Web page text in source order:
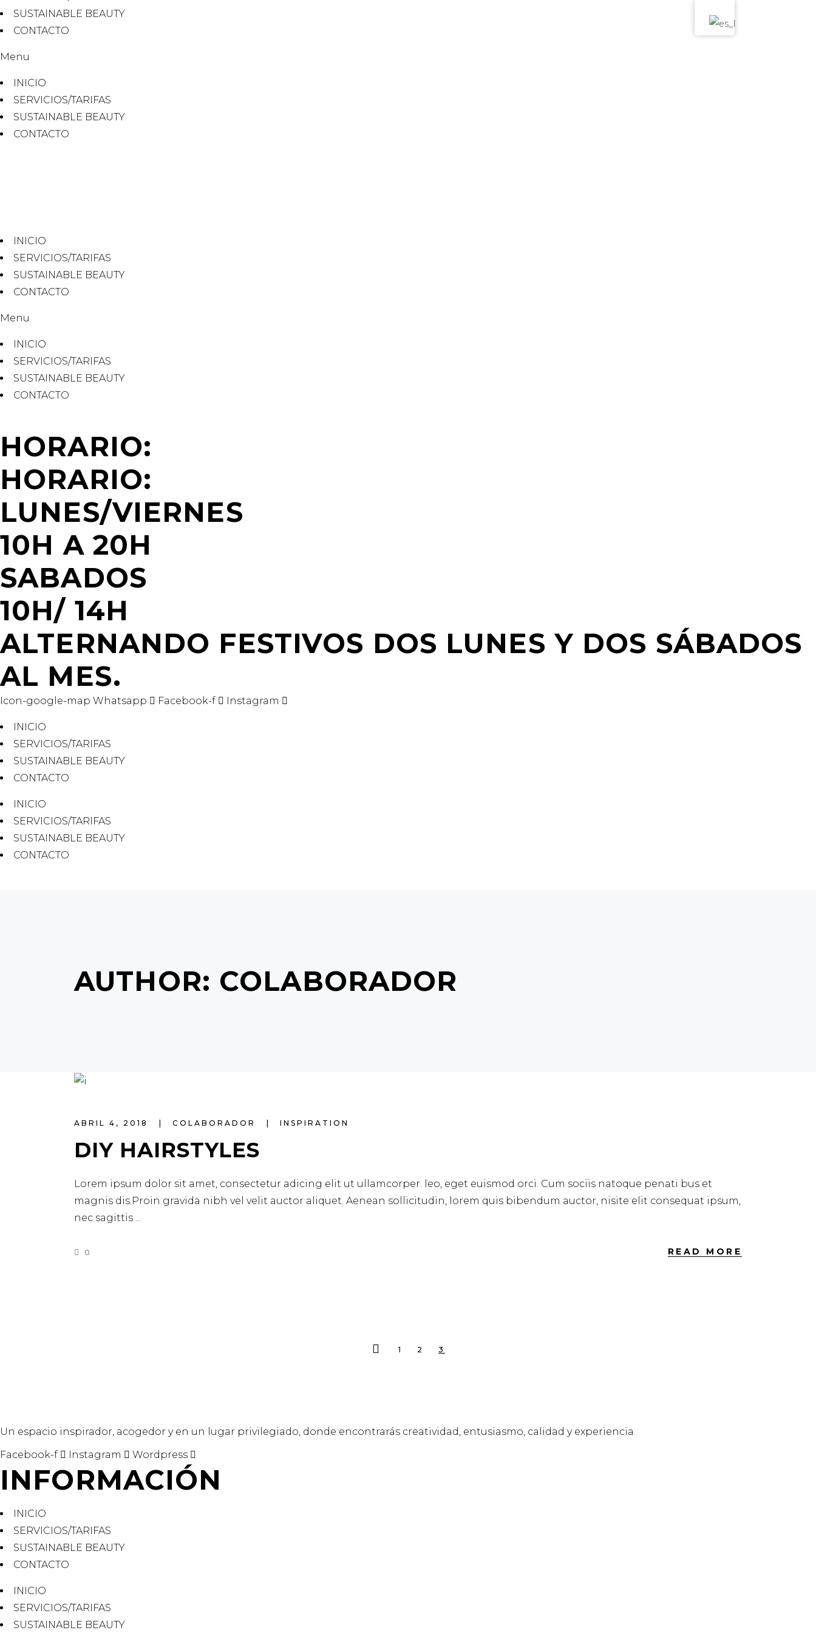
SUSTAINABLE BEAUTY
CONTACTO
Menu
INICIO
SERVICIOS/TARIFAS
SUSTAINABLE BEAUTY
CONTACTO
INICIO
SERVICIOS/TARIFAS
SUSTAINABLE BEAUTY
CONTACTO
Menu
INICIO
SERVICIOS/TARIFAS
SUSTAINABLE BEAUTY
CONTACTO
HORARIO:
HORARIO:
LUNES/VIERNES
10H A 20H
SABADOS
10H/ 14H
ALTERNANDO FESTIVOS DOS LUNES Y DOS SÁBADOS
AL MES.
Icon-google-map Whatsapp Facebook-f Instagram
INICIO
SERVICIOS/TARIFAS
SUSTAINABLE BEAUTY
CONTACTO
INICIO
SERVICIOS/TARIFAS
SUSTAINABLE BEAUTY
CONTACTO
AUTHOR: COLABORADOR
ABRIL 4, 2018 COLABORADOR INSPIRATION
DIY HAIRSTYLES
Lorem ipsum dolor sit amet, consectetur adicing elit ut ullamcorper. leo, eget euismod orci. Cum sociis natoque penati bus et
magnis dis.Proin gravida nibh vel velit auctor aliquet. Aenean sollicitudin, lorem quis bibendum auctor, nisite elit consequat ipsum,
nec sagittis
0 READ MORE
1 2 3
Un espacio inspirador, acogedor y en un lugar privilegiado, donde encontrarás creatividad, entusiasmo, calidad y experiencia.
Facebook-f
Instagram Wordpress
INFORMACIÓN
INICIO
SERVICIOS/TARIFAS
SUSTAINABLE BEAUTY
CONTACTO
INICIO
SERVICIOS/TARIFAS
SUSTAINABLE BEAUTY